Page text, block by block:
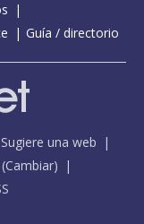
Guía / directorio
Sugiere una web
(Cambiar)